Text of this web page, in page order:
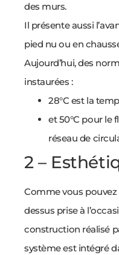
des murs.
Il présente aussi
pied nu ou en
Aujourd’hui, des
instaurées :
28°C est la
et 50°C pour le
réseau de
2 –
Comme vous
dessus prise à
construction réalisé
système est intégré